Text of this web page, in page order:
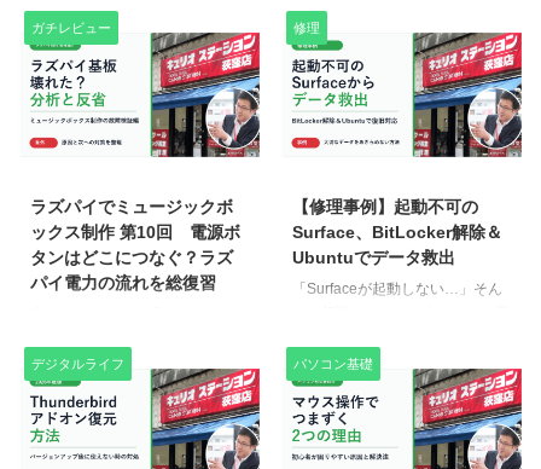
ソコンの電源を入れても、
Windowsが起動しません…」荻
窪・永福町のキュリオステーショ
ンには、こうしたご相談がよく届
きます。今回は、実際にあったご
相談を元に、起動しなくなったパ
Windowsを再インストールする
までの流れをご紹介します。同じ
ような状況で困っている方の参考
になれば嬉しいです。 まずは
BIOSからUSBで起動順位を変更
別のシステムを起動して、内部の
データを確認する」方法で ...
コン教室】
パソコンの電源を入れたら、見た
ことのない英語のメッセージが出
て、そこから先に進めない——。
そんなとき、とても不安になりま
すよね。この記事では「Secure
detected」という画面の英語を、
1つずつやさしく分解して解説し
ます。 そもそも「Secure Boot
エラー文の前半「Secure Boot
部分です。意味は「セキュアブー
ト違反」。まずはこの2 ...
ガチレビュー
ラズパイでミュージックボ
ックス制作 第10回 電源ボ
タンはどこにつなぐ？ラズ
パイ電力の流れを総復習
す。 「電源ボタンって、どこに
つなげばいいの？」 なんとなく
配線しても動くことはあります。
でも、電気の流れを理解しないま
まだと―― ✔ なぜ動くのか分か
修理
【修理事例】起動不可の
Surface、BitLocker解除＆
Ubuntuでデータ救出
「Surfaceが起動しない…」そん
Surfaceには他のパソコンにはな
い大きな壁があります。それが
「分解できない」という構造上の
問題です。 Surfaceは分解できな
い——これが最大の難関 一般的
デジタルライフ パソコン基礎